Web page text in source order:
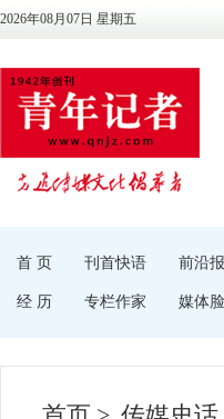
2026年08月07日 星期五
首 页 刊首快语 前沿
经 历 专栏作家 媒体